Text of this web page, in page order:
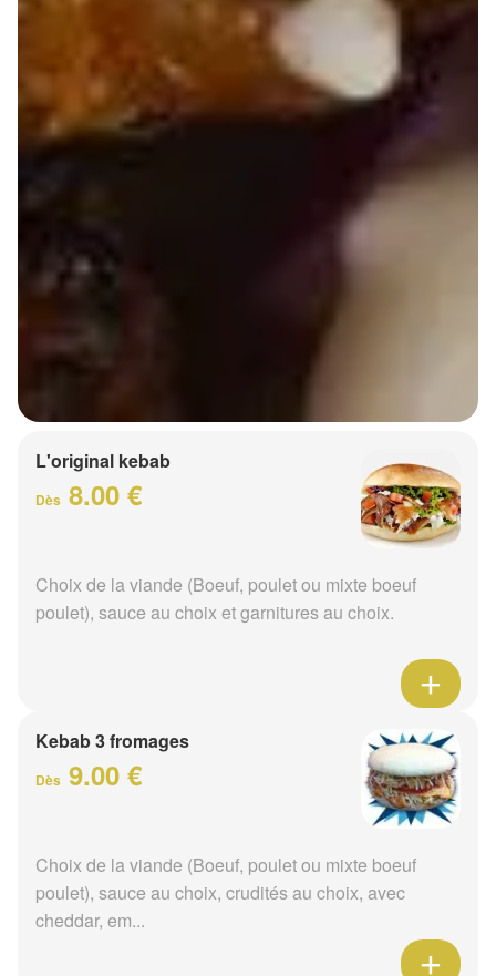
L'original kebab
Dès 8.00 €
Choix de la viande (Boeuf, poulet ou mixte boeuf
poulet), sauce au choix et garnitures au choix.
Kebab 3 fromages
Dès 9.00 €
Choix de la viande (Boeuf, poulet ou mixte boeuf
poulet), sauce au choix, crudités au choix, avec
cheddar, em...